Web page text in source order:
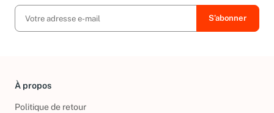
À propos
Politique de retour